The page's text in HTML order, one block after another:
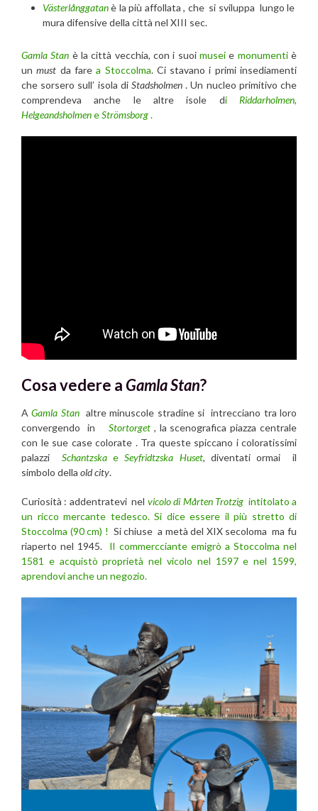
Västerlånggatan è la più affollata , che si sviluppa lungo le
mura difensive della città nel XIII sec.
Gamla Stan è la città vecchia, con i suoimusei e monumentiè
un must da farea Stoccolma. Ci stavano i primi insediamenti
che sorsero sull’ isola di Stadsholmen. Un nucleo primitivo che
comprendeva anche le altre isole di Riddarholmen,
HelgeandsholmeneStrömsborg.
Cosa vedere aGamla Stan?
AGamla Stanaltre minuscole stradine si intrecciano tra loro
convergendo in
Stortorget , la scenografica piazza centrale
con le sue case colorate . Tra queste spiccano i coloratissimi
palazzi SchantzskaeSeyfridtzska Huset, diventati ormai il
simbolo della old city.
Curiosità : addentratevi nel vicolo di Mårten Trotzigintitolato a
un ricco mercante tedesco. Si dice essere il più stretto di
Stoccolma (90 cm) ! Si chiuse a metà del XIX secoloma ma fu
riaperto nel 1945. Il commercciante emigrò a Stoccolma nel
1581 e acquistò proprietà nel vicolo nel 1597 e nel 1599,
aprendovi anche un negozio.